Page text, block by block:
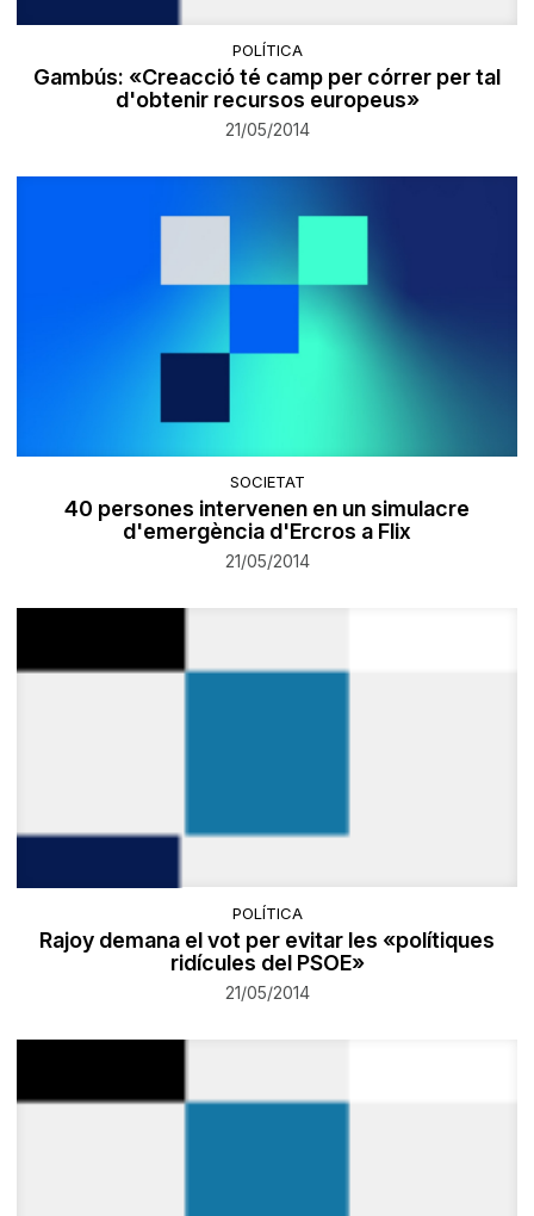
POLÍTICA
Gambús: «Creacció té camp per córrer per tal
d'obtenir recursos europeus»
21/05/2014
SOCIETAT
40 persones intervenen en un simulacre
d'emergència d'Ercros a Flix
21/05/2014
POLÍTICA
Rajoy demana el vot per evitar les «polítiques
ridícules del PSOE»
21/05/2014